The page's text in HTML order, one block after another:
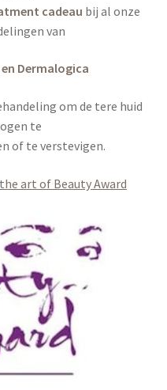
cadeau bij al onze
van
Dermalogica
om de tere huid
te
of te verstevigen.
the art of Beauty Award